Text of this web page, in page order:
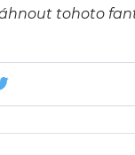
tohoto